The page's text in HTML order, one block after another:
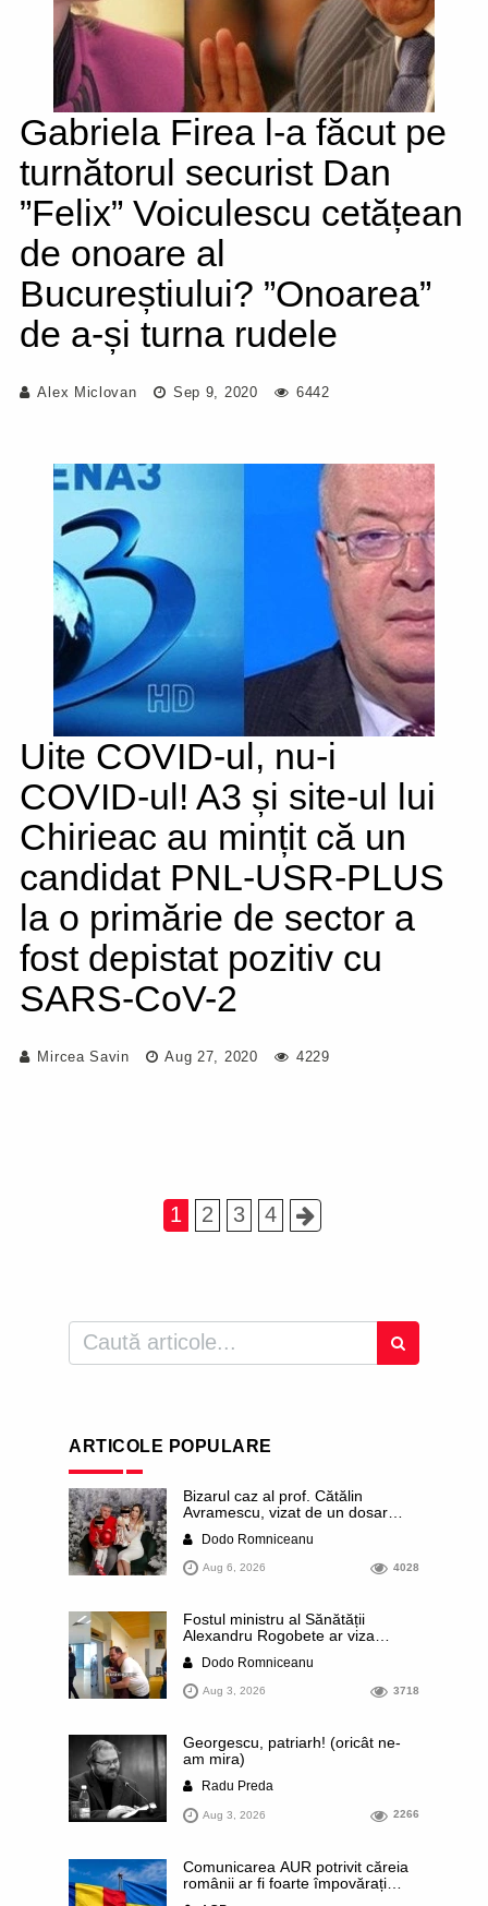
Gabriela Firea l-a făcut pe
turnătorul securist Dan
”Felix” Voiculescu cetățean
de onoare al
Bucureștiului? ”Onoarea”
de a-și turna rudele
Alex Miclovan Sep 9, 2020 6442
Uite COVID-ul, nu-i
COVID-ul! A3 și site-ul lui
Chirieac au mințit că un
candidat PNL-USR-PLUS
la o primărie de sector a
fost depistat pozitiv cu
SARS-CoV-2
Mircea Savin Aug 27, 2020 4229
1 2 3 4
ARTICOLE POPULARE
Bizarul caz al prof. Cătălin
Avramescu, vizat de un dosar
infantilă”. Miroase a execuție
stalinistă. Cea mai imundă parte a
presei publică inclusiv documente
dezvăluite date ultra-personale
ale profesorului, inclusiv
diagnostice și tratamente
Dodo Romniceanu
Aug 6, 2026 4028
Fostul ministru al Sănătății
Alexandru Rogobete ar viza
al orașului Timișoara. Pesedistul
publică imagini demne de Coreea
de Nord cu femei din Timișoara
Dodo Romniceanu
Aug 3, 2026 3718
Georgescu, patriarh! (oricât ne-
am mira)
Radu Preda
Aug 3, 2026 2266
Comunicarea AUR potrivit căreia
românii ar fi foarte împovărați